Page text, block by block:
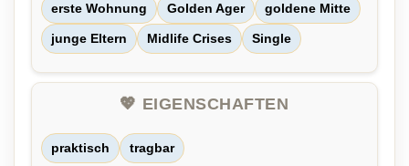
erste Wohnung Golden Ager goldene Mitte
junge Eltern Midlife Crises Single
💖 EIGENSCHAFTEN
praktisch tragbar